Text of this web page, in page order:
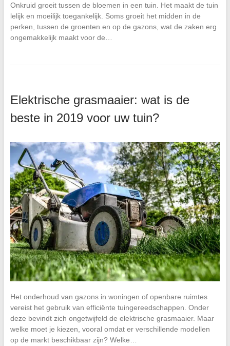
Onkruid groeit tussen de bloemen in een tuin. Het maakt de tuin
lelijk en moeilijk toegankelijk. Soms groeit het midden in de
perken, tussen de groenten en op de gazons, wat de zaken erg
ongemakkelijk maakt voor de…
Elektrische grasmaaier: wat is de
beste in 2019 voor uw tuin?
Het onderhoud van gazons in woningen of openbare ruimtes
vereist het gebruik van efficiënte tuingereedschappen. Onder
deze bevindt zich ongetwijfeld de elektrische grasmaaier. Maar
welke moet je kiezen, vooral omdat er verschillende modellen
op de markt beschikbaar zijn? Welke…